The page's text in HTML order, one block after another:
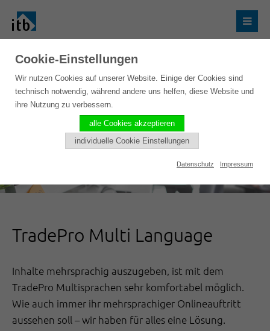
TradePro Multi Language
Inhalte mehrsprachig auszugeben, ist mit dem
TradePro Multisprachen sehr komfortabel möglich.
Wie auch immer ihr mehrsprachiger Onlineauftritt
aussehen soll – wir haben für alles eine Lösung.
Cookie-Einstellungen
Wir nutzen Cookies auf unserer Website. Einige der Cookies sind
technisch notwendig, während andere uns helfen, diese Website und
ihre Nutzung zu verbessern.
alle Cookies akzeptieren
individuelle Cookie Einstellungen
Datenschutz Impressum